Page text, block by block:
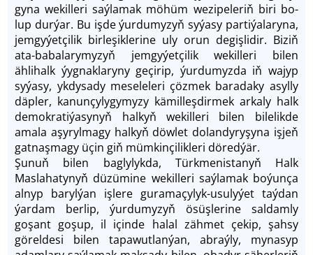
gy­na we­kil­le­ri saý­la­mak möhüm we­zi­pe­le­riň bi­ri bo­
lup dur­ýar. Bu işde ýur­du­my­zyň sy­ýa­sy partiýa­la­ry­na,
jem­gyýet­çi­lik bir­le­şik­le­ri­ne uly orun de­giş­li­dir. Biziň
ata-babalarymyzyň jemgyýetçilik wekilleri bilen
ählihalk ýygnaklaryny geçirip, ýurdumyzda iň wajyp
syýasy, ykdysady meseleleri çözmek baradaky asylly
däpler, kanunçylygymyzy kämilleşdirmek arkaly halk
demokratiýasynyň halkyň wekilleri bilen bilelikde
amala aşyrylmagy halkyň döwlet dolandyryşyna işjeň
gatnaşmagy üçin giň mümkinçilikleri döredýär.
Şunuň bilen baglylykda, Türkmenistanyň Halk
Maslahatynyň düzümine wekilleri saýlamak boýunça
alnyp barylýan işlere guramaçylyk-usulyýet taýdan
ýardam berlip, ýurdumyzyň ösüşlerine saldamly
goşant goşup, il içinde halal zähmet çekip, şahsy
göreldesi bilen tapawutlanýan, abraýly, mynasyp